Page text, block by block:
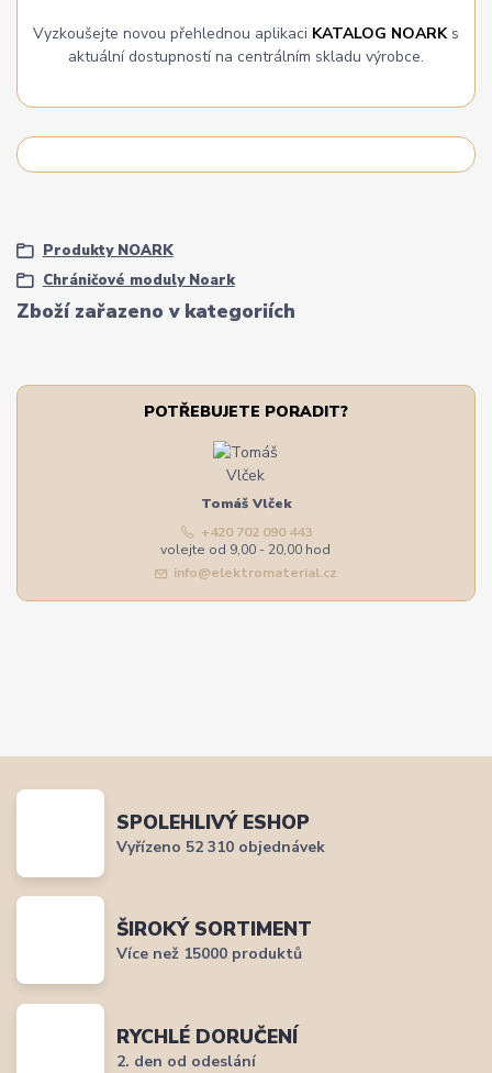
Vyzkoušejte novou přehlednou aplikaci KATALOG NOARKs
aktuální dostupností na centrálním skladu výrobce.
Zboží zařazeno v kategoriích
Produkty NOARK
Chráničové moduly Noark
POTŘEBUJETE PORADIT?
Tomáš Vlček
+420 702 090 443
volejte od 9,00 - 20,00 hod
info@elektromaterial.cz
SPOLEHLIVÝ ESHOP
Vyřízeno 52 310 objednávek
ŠIROKÝ SORTIMENT
Více než 15000 produktů
RYCHLÉ DORUČENÍ
2. den od odeslání